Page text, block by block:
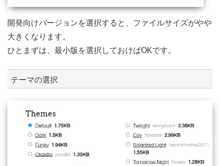
開発向けバージョンを選択すると、ファイルサイズがやや
大きくなります。
ひとまずは、最小版を選択しておけばOKです。
テーマの選択